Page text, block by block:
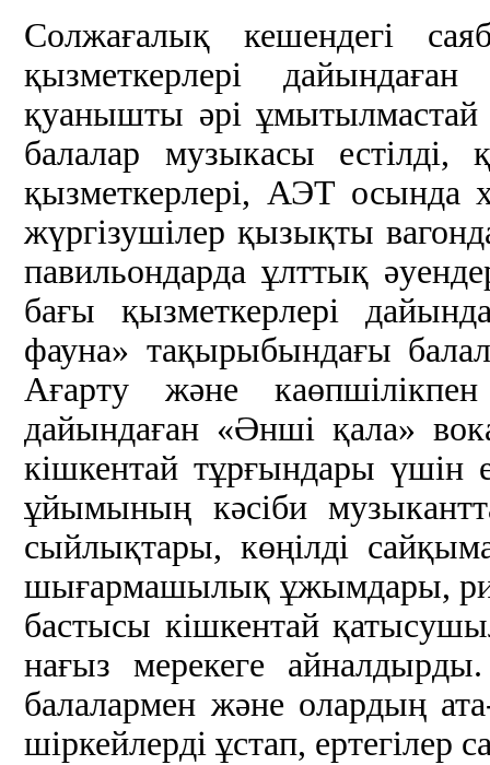
Солжағалық кешендегі
қызметкерлері
қуанышты әрі
балалар музыкасы
қызметкерлері, АЭТ осында
жүргізушілер қызықты
павильондарда ұлттық
бағы қызметкерлері
фауна» тақырыбындағы
Ағарту және
дайындаған «Әнші қала»
кішкентай тұрғындары үшін
ұйымының кәсіби
сыйлықтары, көңілді
шығармашылық ұжымдары,
бастысы кішкентай
нағыз мерекеге
балалармен және олардың
шіркейлерді ұстап, ертегілер